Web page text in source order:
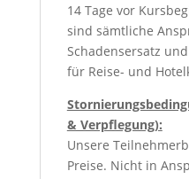
14 Tage vor
sind sämtliche
Schadensersatz
für Reise- und
& Verpflegung):
Unsere
Preise. Nicht in